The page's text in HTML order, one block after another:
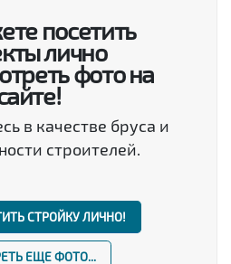
посетить
лично
фото на
в качестве бруса и
строителей.
СТРОЙКУ ЛИЧНО!
ЕЩЕ ФОТО...